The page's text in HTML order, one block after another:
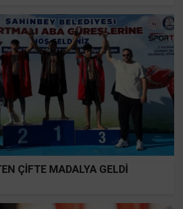
ÇİFTE MADALYA GELDİ